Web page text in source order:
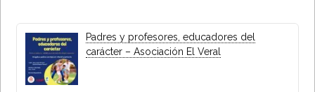
Padres y profesores, educadores del
carácter – Asociación El Veral